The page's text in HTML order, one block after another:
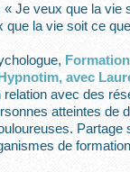
« Je veux que la
que la vie soit ce
avec
relation avec des
atteintes de
Partage
de